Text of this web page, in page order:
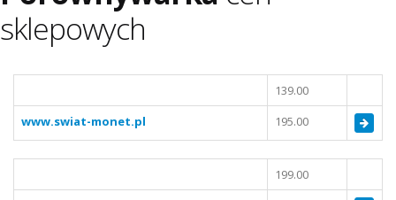
sklepowych
139.00
www.swiat-monet.pl
195.00
199.00